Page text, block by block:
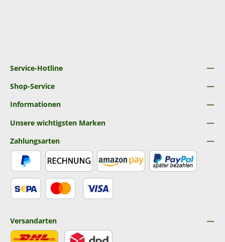
Service-Hotline
Shop-Service
Informationen
Unsere wichtigsten Marken
Zahlungsarten
Versandarten